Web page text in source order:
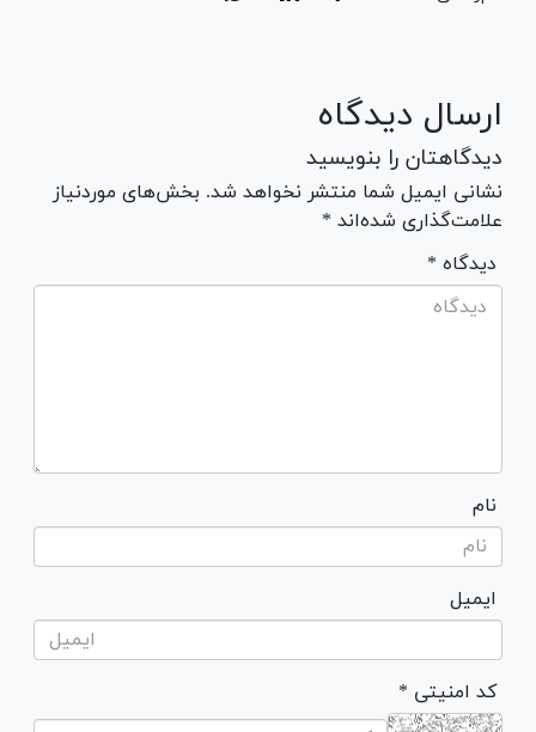
ارسال دیدگاه
دیدگاهتان را بنویسید
نشانی ایمیل شما منتشر نخواهد شد. بخش‌های موردنیاز
علامت‌گذاری شده‌اند *
* دیدگاه
نام
ایمیل
* کد امنیتی